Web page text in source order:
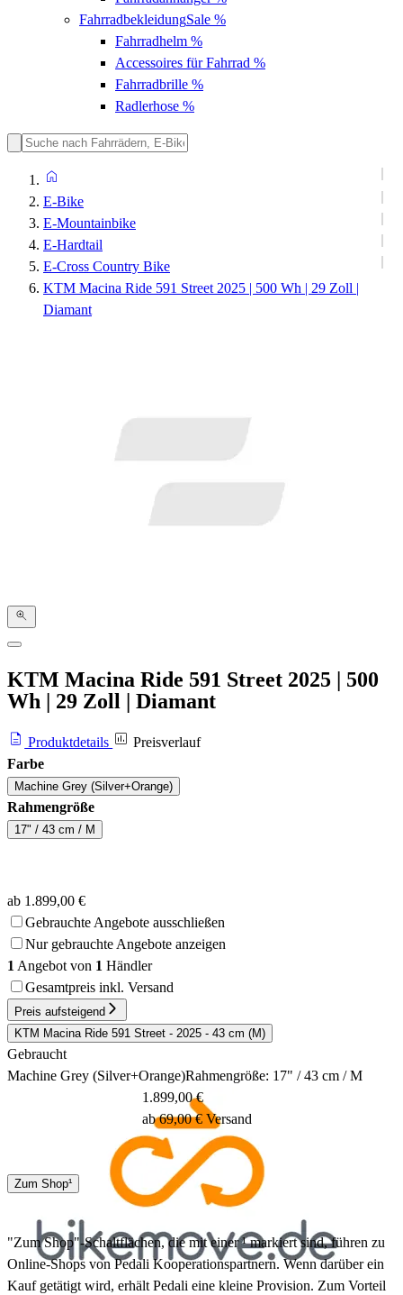
FahrradbekleidungSale %
Fahrradhelm %
Accessoires für Fahrrad %
Fahrradbrille %
Radlerhose %
E-Bike
E-Mountainbike
E-Hardtail
E-Cross Country Bike
KTM Macina Ride 591 Street 2025 | 500 Wh | 29 Zoll |
Diamant
KTM Macina Ride 591 Street 2025 | 500
Wh | 29 Zoll | Diamant
Produktdetails
Preisverlauf
Farbe
Machine Grey (Silver+Orange)
Rahmengröße
17" / 43 cm / M
ab 1.899,00 €
Gebrauchte Angebote ausschließen
Nur gebrauchte Angebote anzeigen
1 Angebot von 1 Händler
Gesamtpreis inkl. Versand
Preis aufsteigend
KTM Macina Ride 591 Street - 2025 - 43 cm (M)
Gebraucht
Machine Grey (Silver+Orange)Rahmengröße: 17" / 43 cm / M
Spedition
1.899,00 €
ab 69,00 € Versand
Zum Shop¹
"Zum Shop"-Schaltflächen, die mit einer ¹ markiert sind, führen zu
Online-Shops von Pedali Kooperationspartnern. Wenn darüber ein
Kauf getätigt wird, erhält Pedali eine kleine Provision. Zum Vorteil